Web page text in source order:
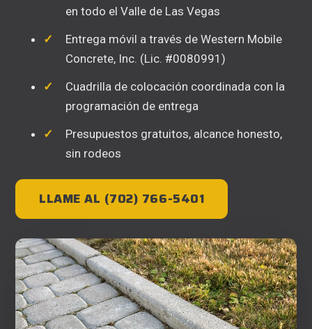
en todo el Valle de Las Vegas
Entrega móvil a través de Western Mobile
Concrete, Inc. (Lic. #0080991)
Cuadrilla de colocación coordinada con la
programación de entrega
Presupuestos gratuitos, alcance honesto,
sin rodeos
LLAME AL (702) 766-5401